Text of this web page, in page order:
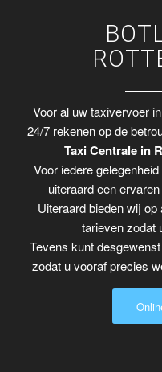
Voor al uw taxivervoer
24/7 rekenen op de
Taxi Centrale in
Voor iedere
uiteraard een
Uiteraard bieden wij
tarieven zodat
Tevens kunt
zodat u vooraf precies